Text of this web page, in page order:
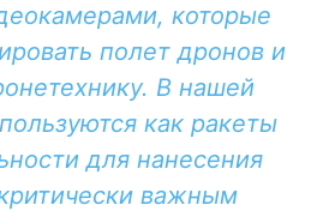
которые
полет дронов и
В нашей
как ракеты
для нанесения
важным